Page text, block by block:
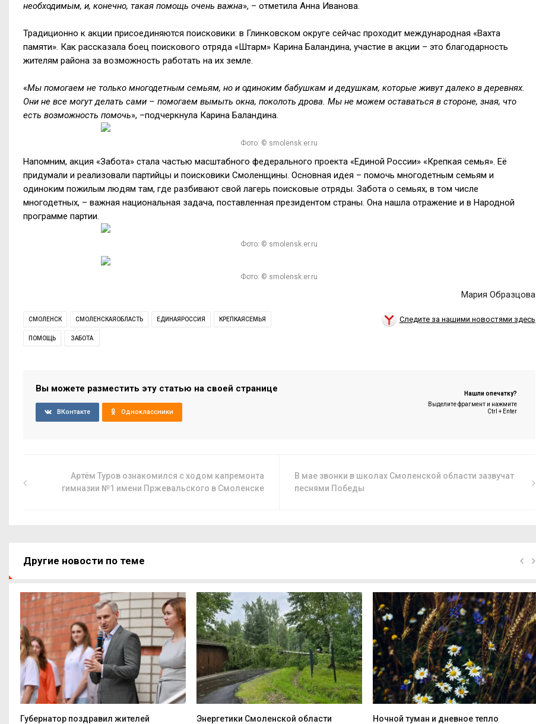
необходимым, и, конечно, такая помощь очень важна», – отметила Анна Иванова.
Традиционно к акции присоединяются поисковики: в Глинковском округе сейчас проходит международная «Вахта
памяти». Как рассказала боец поискового отряда «Штарм» Карина Баландина, участие в акции – это благодарность
жителям района за возможность работать на их земле.
«Мы помогаем не только многодетным семьям, но и одиноким бабушкам и дедушкам, которые живут далеко в деревнях.
Они не все могут делать сами – помогаем вымыть окна, поколоть дрова. Мы не можем оставаться в стороне, зная, что
есть возможность помочь», –подчеркнула Карина Баландина.
Фото: © smolensk.er.ru
Напомним, акция «Забота» стала частью масштабного федерального проекта «Единой России» «Крепкая семья». Её
придумали и реализовали партийцы и поисковики Смоленщины. Основная идея – помочь многодетным семьям и
одиноким пожилым людям там, где разбивают свой лагерь поисковые отряды. Забота о семьях, в том числе
многодетных, – важная национальная задача, поставленная президентом страны. Она нашла отражение и в Народной
программе партии.
Фото: © smolensk.er.ru
Фото: © smolensk.er.ru
Мария Образцова
СМОЛЕНСК СМОЛЕНСКАЯОБЛАСТЬ ЕДИНАЯРОССИЯ КРЕПКАЯСЕМЬЯ
ПОМОЩЬ ЗАБОТА
Следите за нашими новостями здесь
Вы можете разместить эту статью на своей странице
ВКонтакте Одноклассники
Нашли опечатку?
Выделите фрагмент и нажмите
Ctrl + Enter
Артём Туров ознакомился с ходом капремонта
гимназии №1 имени Пржевальского в Смоленске
В мае звонки в школах Смоленской области зазвучат
песнями Победы
Другие новости по теме
Губернатор поздравил жителей
Энергетики Смоленской области
Ночной туман и дневное тепло